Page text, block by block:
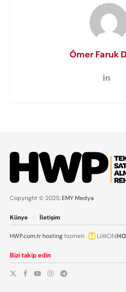
Ömer Faruk
Copyright © 2025, EMY Medya
Künye İletişim
HWP.com.trhosting hizmeti
Bizi takip edin